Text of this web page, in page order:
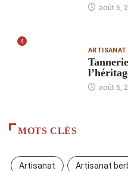
août 6,
4
ARTISANAT
août 6,
MOTS CLÉS
Artisanat Artisanat